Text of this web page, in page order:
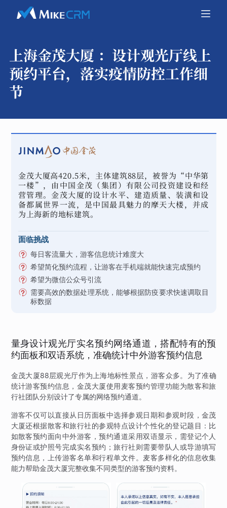
上海金茂大厦 ： 设计观光厅线上
预约平台，落实疫情防控工作细
节
金茂大厦高420.5米，主体建筑88层，被誉为“中华第
一楼”，由中国金茂（集团）有限公司投资建设和经
营管理。金茂大厦的设计水平、建造质量、装潢和设
备都属世界一流，是中国最具魅力的摩天大楼，并成
为上海新的地标建筑。
面临挑战
每日客流量大，游客信息统计难度大
希望简化预约流程，让游客在手机端就能快速完成预约
希望为微信公众号引流
需要高效的数据处理系统，能够根据防疫要求快速调取目
标数据
量身设计观光厅实名预约网络通道，搭配特有的预
约面板和双语系统，准确统计中外游客预约信息
金茂大厦88层观光厅作为上海地标性景点，游客众多。为了准确
统计游客预约信息，金茂大厦使用麦客预约管理功能为散客和旅
行社团队分别设计了专属的网络预约通道。
游客不仅可以直接从日历面板中选择参观日期和参观时段，金茂
大厦还根据散客和旅行社的参观特点设计个性化的登记题目：比
如散客预约面向中外游客，预约通道采用双语显示，需登记个人
身份证或护照号完成实名预约；旅行社则需要带队人或导游填写
预约信息，上传游客名单和行程单文件。麦客多样化的信息收集
能力帮助金茂大厦完整收集不同类型的游客预约资料。